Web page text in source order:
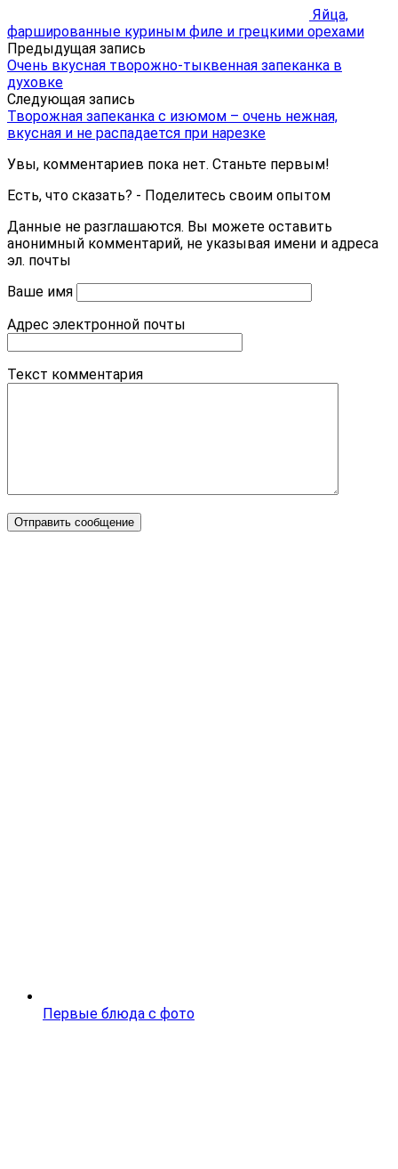
Яйца,
фаршированные куриным филе и грецкими орехами
Предыдущая запись
Очень вкусная творожно-тыквенная запеканка в
духовке
Следующая запись
Творожная запеканка с изюмом – очень нежная,
вкусная и не распадается при нарезке
Увы, комментариев пока нет. Станьте первым!
Есть, что сказать? - Поделитесь своим опытом
Данные не разглашаются. Вы можете оставить
анонимный комментарий, не указывая имени и адреса
эл. почты
Ваше имя
Адрес электронной почты
Текст комментария
Первые блюда с фото